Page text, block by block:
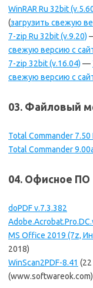
WinRAR Ru 32bit
(загрузить свежую
7-zip Ru 32bit (v.9.20)
свежую версию с
7-zip 32bit (v.16.04) —
свежую версию с
03. Файловый
Total Commander 7.50
Total Commander
04. Офисное ПО
doPDF v.7.3.382
MS Office 2019 (7z,
2018)
WinScan2PDF-8.41
(www.softwareok.com)